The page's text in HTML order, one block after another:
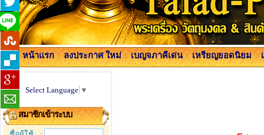
หน้าแรก : ลงประกาศ ใหม่ : เบญจภาคีเด่น : เหรียญยอดนิยม :
Select Language ▼
สมาชิกเข้าระบบ